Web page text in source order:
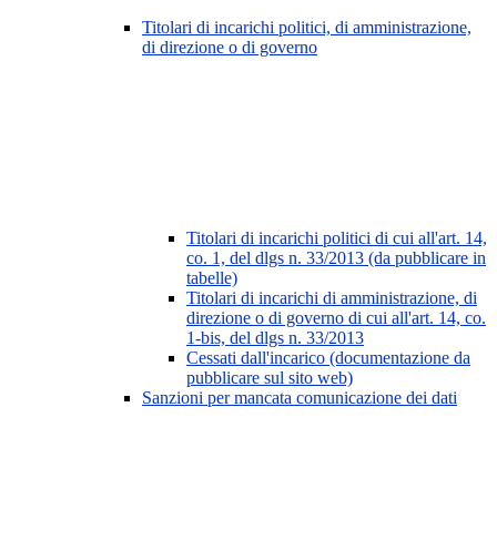
Titolari di incarichi politici, di amministrazione,
di direzione o di governo
Titolari di incarichi politici di cui all'art. 14,
co. 1, del dlgs n. 33/2013 (da pubblicare in
tabelle)
Titolari di incarichi di amministrazione, di
direzione o di governo di cui all'art. 14, co.
1-bis, del dlgs n. 33/2013
Cessati dall'incarico (documentazione da
pubblicare sul sito web)
Sanzioni per mancata comunicazione dei dati